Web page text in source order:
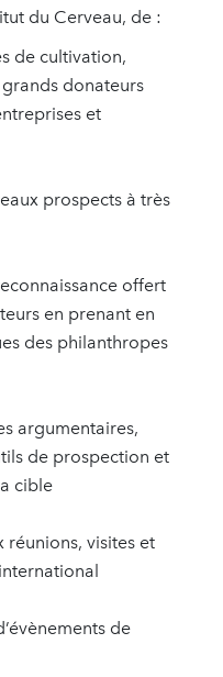
du Cerveau, de :
de cultivation,
donateurs
et
prospects à très
offert
en prenant en
des philanthropes
argumentaires,
de prospection et
cible
visites et
de